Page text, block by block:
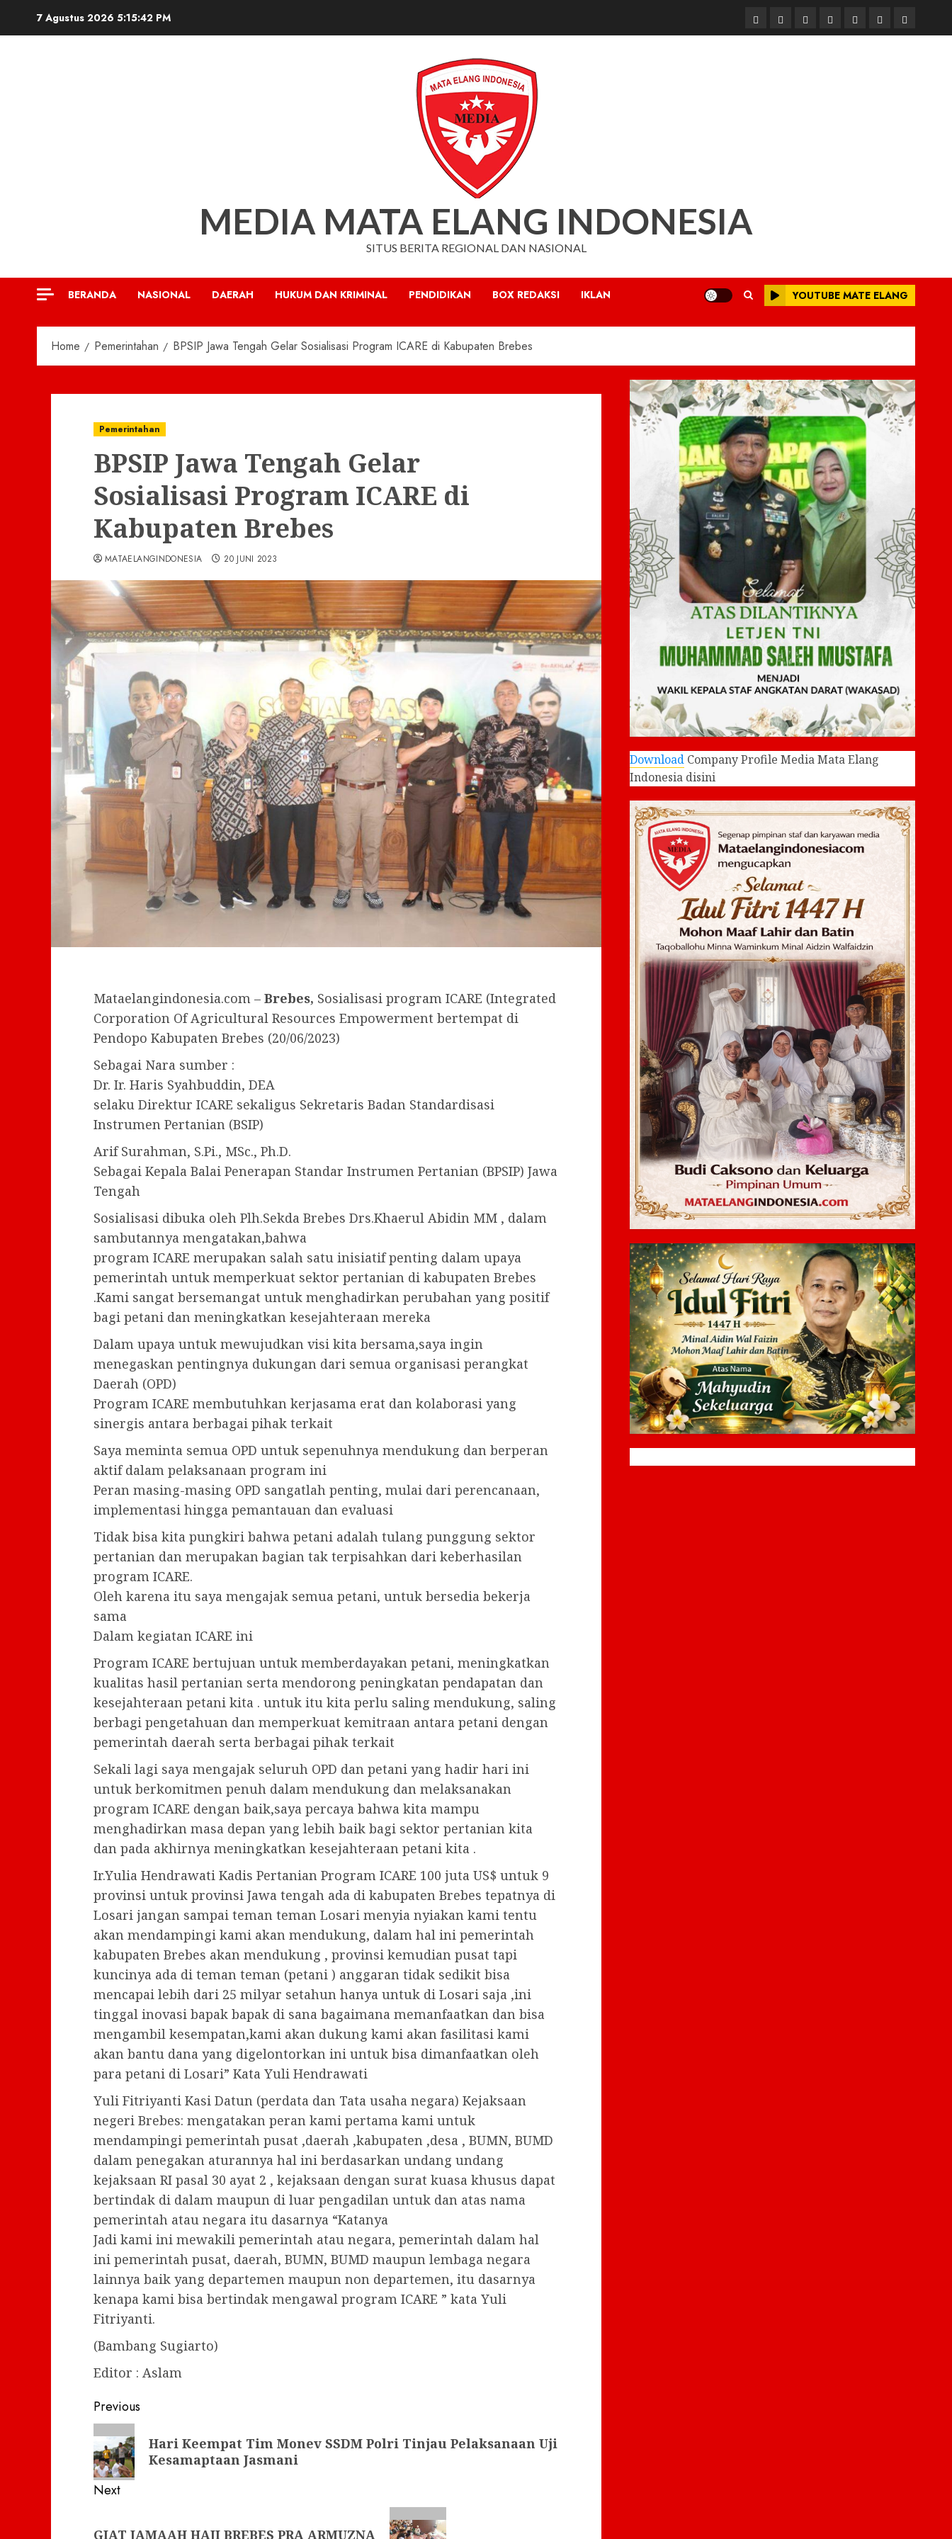
7 Agustus 2026 5:15:43 PM BerandaNasionalDaerahHukum
dan
Pendidikan
Box
Redaksi
Iklan
MEDIA MATA ELANG INDONESIA
SITUS BERITA REGIONAL DAN NASIONAL
BERANDA NASIONAL DAERAH HUKUM DAN KRIMINAL PENDIDIKAN BOX REDAKSI IKLAN YOUTUBE MATE ELANG
Home Pemerintahan BPSIP Jawa Tengah Gelar Sosialisasi Program ICARE di Kabupaten Brebes
Pemerintahan
BPSIP Jawa Tengah Gelar
Sosialisasi Program ICARE di
Kabupaten Brebes
MATAELANGINDONESIA 20 JUNI 2023
Mataelangindonesia.com – Brebes, Sosialisasi program ICARE (Integrated
Corporation Of Agricultural Resources Empowerment bertempat di
Pendopo Kabupaten Brebes (20/06/2023)
Sebagai Nara sumber :
Dr. Ir. Haris Syahbuddin, DEA
selaku Direktur ICARE sekaligus Sekretaris Badan Standardisasi
Instrumen Pertanian (BSIP)
Arif Surahman, S.Pi., MSc., Ph.D.
Sebagai Kepala Balai Penerapan Standar Instrumen Pertanian (BPSIP) Jawa
Tengah
Sosialisasi dibuka oleh Plh.Sekda Brebes Drs.Khaerul Abidin MM , dalam
sambutannya mengatakan,bahwa
program ICARE merupakan salah satu inisiatif penting dalam upaya
pemerintah untuk memperkuat sektor pertanian di kabupaten Brebes
.Kami sangat bersemangat untuk menghadirkan perubahan yang positif
bagi petani dan meningkatkan kesejahteraan mereka
Dalam upaya untuk mewujudkan visi kita bersama,saya ingin
menegaskan pentingnya dukungan dari semua organisasi perangkat
Daerah (OPD)
Program ICARE membutuhkan kerjasama erat dan kolaborasi yang
sinergis antara berbagai pihak terkait
Saya meminta semua OPD untuk sepenuhnya mendukung dan berperan
aktif dalam pelaksanaan program ini
Peran masing-masing OPD sangatlah penting, mulai dari perencanaan,
implementasi hingga pemantauan dan evaluasi
Tidak bisa kita pungkiri bahwa petani adalah tulang punggung sektor
pertanian dan merupakan bagian tak terpisahkan dari keberhasilan
program ICARE.
Oleh karena itu saya mengajak semua petani, untuk bersedia bekerja
sama
Dalam kegiatan ICARE ini
Program ICARE bertujuan untuk memberdayakan petani, meningkatkan
kualitas hasil pertanian serta mendorong peningkatan pendapatan dan
kesejahteraan petani kita . untuk itu kita perlu saling mendukung, saling
berbagi pengetahuan dan memperkuat kemitraan antara petani dengan
pemerintah daerah serta berbagai pihak terkait
Sekali lagi saya mengajak seluruh OPD dan petani yang hadir hari ini
untuk berkomitmen penuh dalam mendukung dan melaksanakan
program ICARE dengan baik,saya percaya bahwa kita mampu
menghadirkan masa depan yang lebih baik bagi sektor pertanian kita
dan pada akhirnya meningkatkan kesejahteraan petani kita .
Ir.Yulia Hendrawati Kadis Pertanian Program ICARE 100 juta US$ untuk 9
provinsi untuk provinsi Jawa tengah ada di kabupaten Brebes tepatnya di
Losari jangan sampai teman teman Losari menyia nyiakan kami tentu
akan mendampingi kami akan mendukung, dalam hal ini pemerintah
kabupaten Brebes akan mendukung , provinsi kemudian pusat tapi
kuncinya ada di teman teman (petani ) anggaran tidak sedikit bisa
mencapai lebih dari 25 milyar setahun hanya untuk di Losari saja ,ini
tinggal inovasi bapak bapak di sana bagaimana memanfaatkan dan bisa
mengambil kesempatan,kami akan dukung kami akan fasilitasi kami
akan bantu dana yang digelontorkan ini untuk bisa dimanfaatkan oleh
para petani di Losari” Kata Yuli Hendrawati
Yuli Fitriyanti Kasi Datun (perdata dan Tata usaha negara) Kejaksaan
negeri Brebes: mengatakan peran kami pertama kami untuk
mendampingi pemerintah pusat ,daerah ,kabupaten ,desa , BUMN, BUMD
dalam penegakan aturannya hal ini berdasarkan undang undang
kejaksaan RI pasal 30 ayat 2 , kejaksaan dengan surat kuasa khusus dapat
bertindak di dalam maupun di luar pengadilan untuk dan atas nama
pemerintah atau negara itu dasarnya “Katanya
Jadi kami ini mewakili pemerintah atau negara, pemerintah dalam hal
ini pemerintah pusat, daerah, BUMN, BUMD maupun lembaga negara
lainnya baik yang departemen maupun non departemen, itu dasarnya
kenapa kami bisa bertindak mengawal program ICARE ” kata Yuli
Fitriyanti.
(Bambang Sugiarto)
Editor : Aslam
Post
navigation
Previous
Previous
post:
Hari Keempat Tim Monev SSDM Polri Tinjau Pelaksanaan Uji
Kesamaptaan Jasmani
Next
GIAT JAMAAH HAJI BREBES PRA ARMUZNA
DownloadCompany Profile Media Mata Elang
Indonesia disini